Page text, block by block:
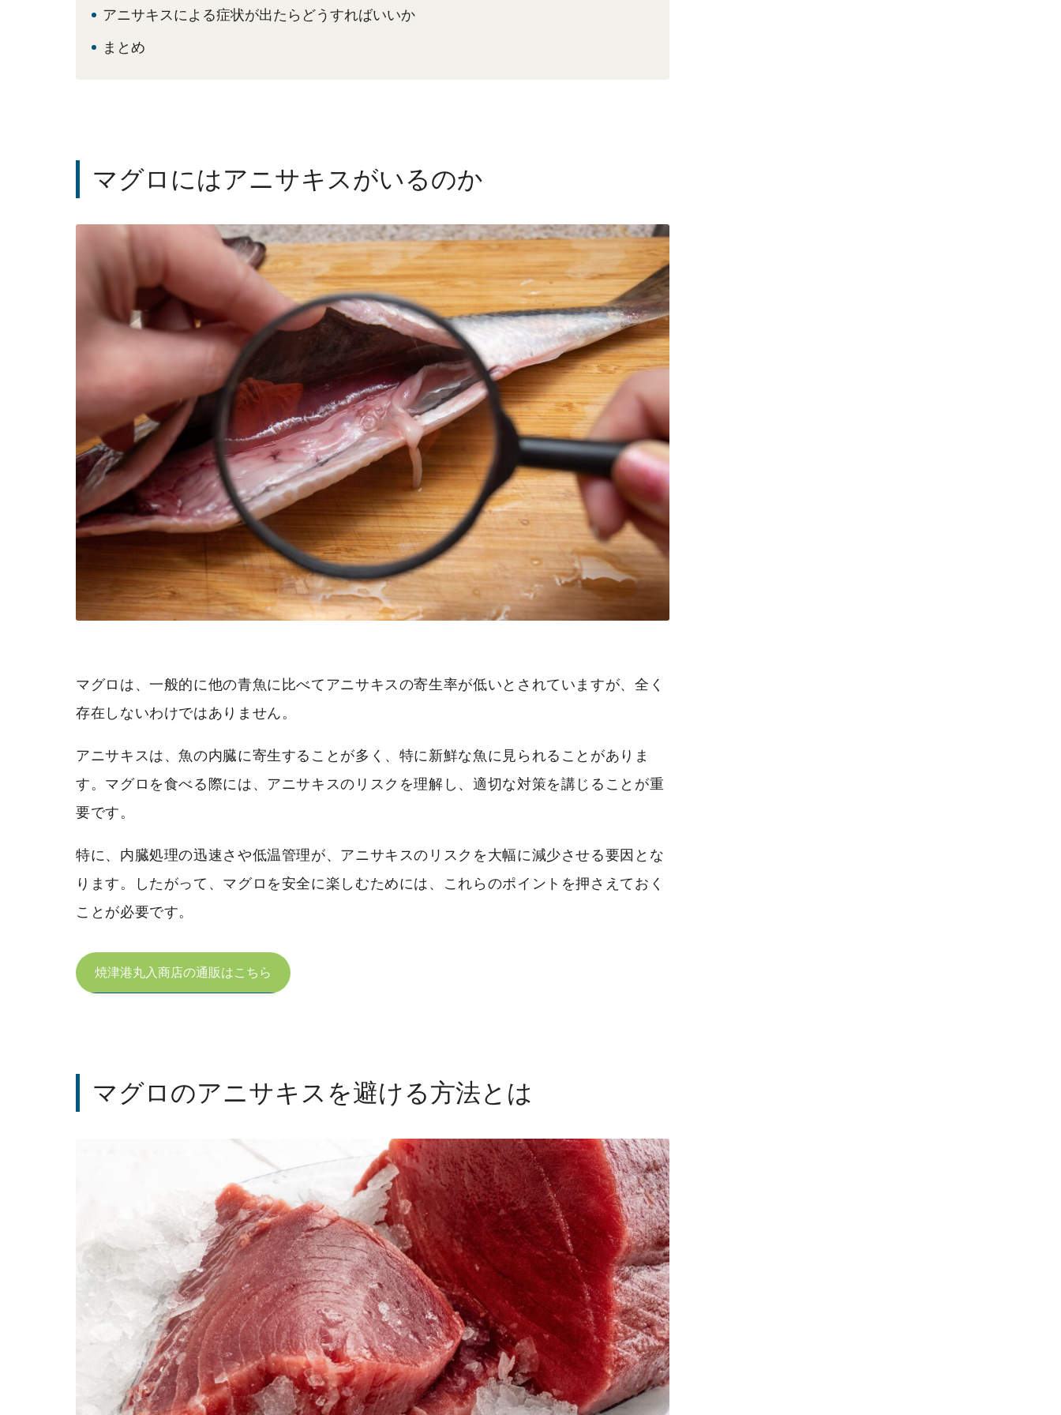
アニサキスによる症状が出たらどうすればいいか
まとめ
マグロにはアニサキスがいるのか
マグロは、一般的に他の青魚に比べてアニサキスの寄生率が低いとされていますが、全く
存在しないわけではありません。
アニサキスは、魚の内臓に寄生することが多く、特に新鮮な魚に見られることがありま
す。マグロを食べる際には、アニサキスのリスクを理解し、適切な対策を講じることが重
要です。
特に、内臓処理の迅速さや低温管理が、アニサキスのリスクを大幅に減少させる要因とな
ります。したがって、マグロを安全に楽しむためには、これらのポイントを押さえておく
ことが必要です。
焼津港丸入商店の通販はこちら
マグロのアニサキスを避ける方法とは